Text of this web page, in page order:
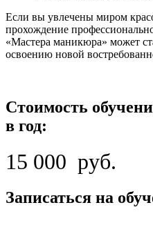
Если вы увлечены миром
прохождение
«Мастера маникюра» может
освоению новой
Стоимость
в год:
15 000 руб.
Записаться на